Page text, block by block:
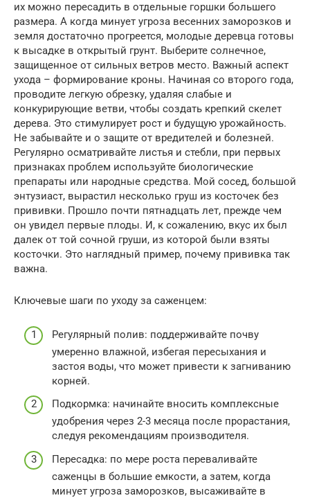
их можно пересадить в отдельные горшки большего
размера. А когда минует угроза весенних заморозков и
земля достаточно прогреется, молодые деревца готовы
к высадке в открытый грунт. Выберите солнечное,
защищенное от сильных ветров место. Важный аспект
ухода – формирование кроны. Начиная со второго года,
проводите легкую обрезку, удаляя слабые и
конкурирующие ветви, чтобы создать крепкий скелет
дерева. Это стимулирует рост и будущую урожайность.
Не забывайте и о защите от вредителей и болезней.
Регулярно осматривайте листья и стебли, при первых
признаках проблем используйте биологические
препараты или народные средства. Мой сосед, большой
энтузиаст, вырастил несколько груш из косточек без
прививки. Прошло почти пятнадцать лет, прежде чем
он увидел первые плоды. И, к сожалению, вкус их был
далек от той сочной груши, из которой были взяты
косточки. Это наглядный пример, почему прививка так
важна.
Ключевые шаги по уходу за саженцем:
Регулярный полив: поддерживайте почву
умеренно влажной, избегая пересыхания и
застоя воды, что может привести к загниванию
корней.
Подкормка: начинайте вносить комплексные
удобрения через 2-3 месяца после прорастания,
следуя рекомендациям производителя.
Пересадка: по мере роста переваливайте
саженцы в большие емкости, а затем, когда
минует угроза заморозков, высаживайте в